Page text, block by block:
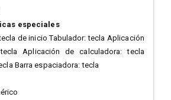
especiales
de inicio Tabulador: tecla Aplicación
Aplicación de calculadora: tecla
Barra espaciadora: tecla